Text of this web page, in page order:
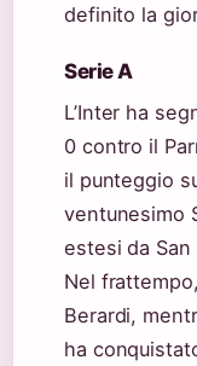
definito la
Serie A
L’Inter ha
0 contro il
il punteggio
ventunesimo
estesi da
Nel
Berardi,
ha